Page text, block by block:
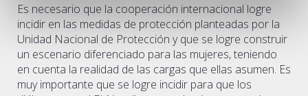
Es necesario que la cooperación internacional logre
incidir en las medidas de protección planteadas por la
Unidad Nacional de Protección y que se logre construir
un escenario diferenciado para las mujeres, teniendo
en cuenta la realidad de las cargas que ellas asumen. Es
muy importante que se logre incidir para que los